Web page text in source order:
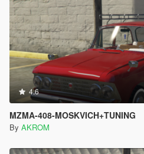
4.6
MZMA-408-MOSKVICH+TUNING
By AKROM